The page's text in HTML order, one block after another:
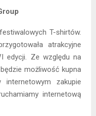
T-shirtów.
atrakcyjne
edycji. Ze względu na
możliwość kupna
zakupie
internetową